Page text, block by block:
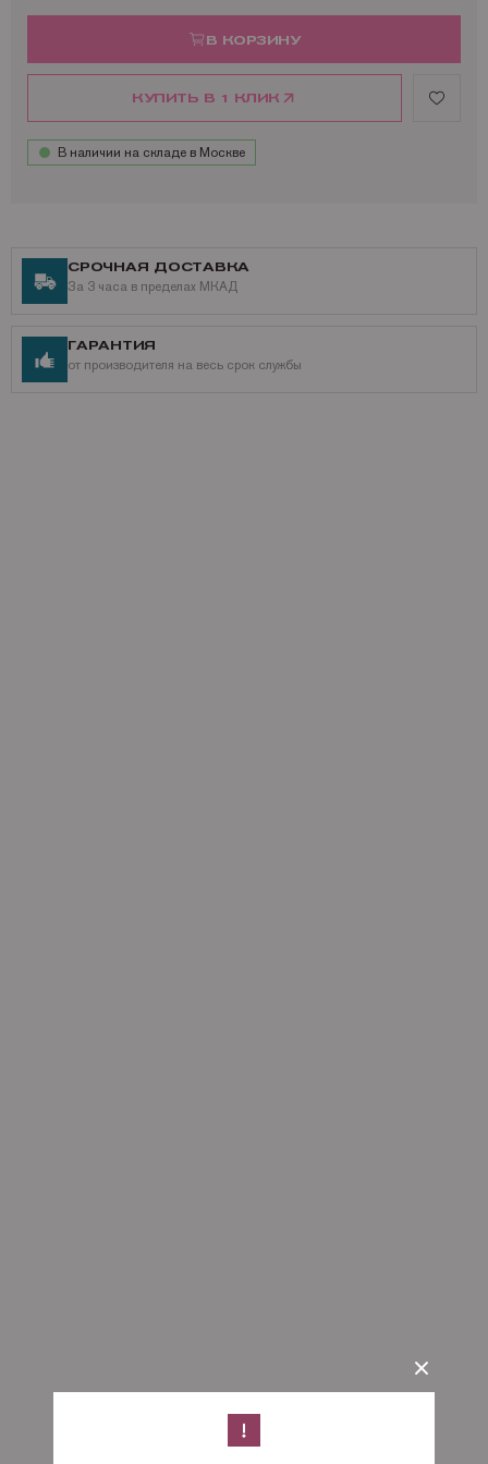
В КОРЗИНУ
КУПИТЬ В 1 КЛИК
В наличии на складе в Москве
СРОЧНАЯ ДОСТАВКА
За 3 часа в пределах МКАД
ГАРАНТИЯ
от производителя на весь срок службы